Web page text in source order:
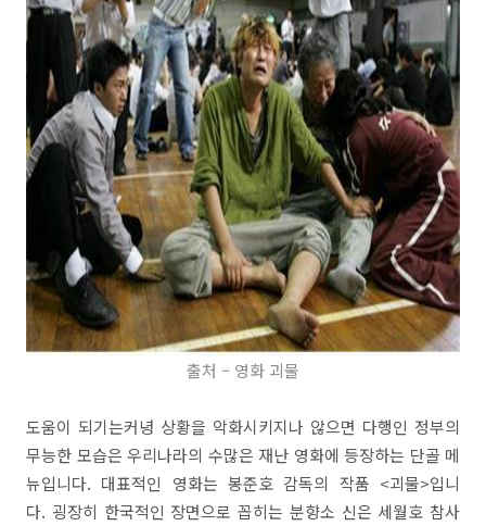
출처 – 영화 괴물
도움이 되기는커녕 상황을 악화시키지나 않으면 다행인 정부의
무능한 모습은 우리나라의 수많은 재난 영화에 등장하는 단골 메
뉴입니다. 대표적인 영화는 봉준호 감독의 작품 <괴물>입니
다. 굉장히 한국적인 장면으로 꼽히는 분향소 신은 세월호 참사